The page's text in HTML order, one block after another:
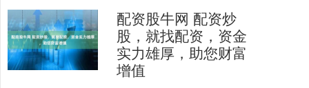
配资股牛网 配资炒
股，就找配资，资金
实力雄厚，助您财富
增值